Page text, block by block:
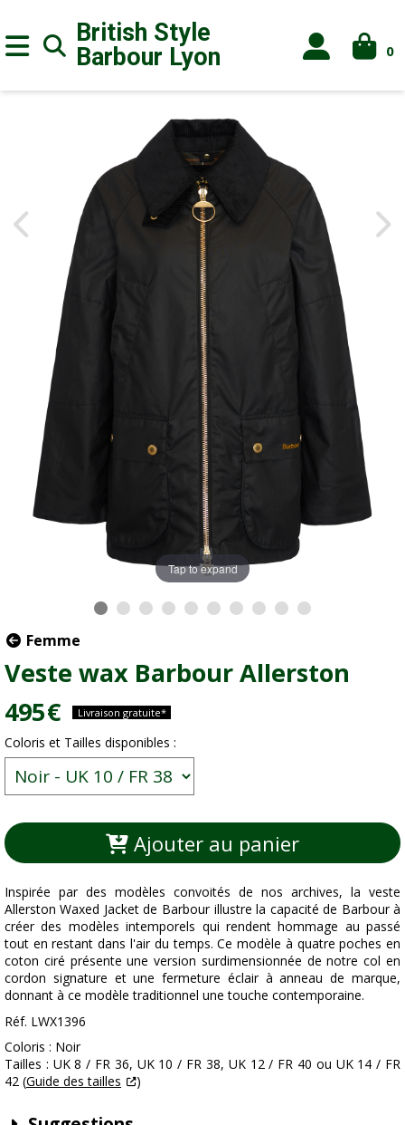
British Style
Barbour Lyon 0
Tap to expand
Femme
Veste wax Barbour Allerston
495€ Livraison gratuite*
Coloris et Tailles disponibles :
Ajouter au panier
Inspirée par des modèles convoités de nos archives, la veste
Allerston Waxed Jacket de Barbour illustre la capacité de Barbour à
créer des modèles intemporels qui rendent hommage au passé
tout en restant dans l'air du temps. Ce modèle à quatre poches en
coton ciré présente une version surdimensionnée de notre col en
cordon signature et une fermeture éclair à anneau de marque,
donnant à ce modèle traditionnel une touche contemporaine.
Réf. LWX1396
Coloris : Noir
Tailles : UK 8 / FR 36, UK 10 / FR 38, UK 12 / FR 40 ou UK 14 / FR
42 (Guide des tailles )